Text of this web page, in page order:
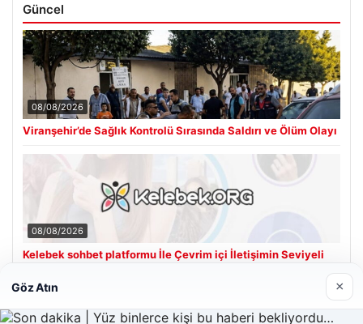
Güncel
08/08/2026
Viranşehir’de Sağlık Kontrolü Sırasında Saldırı ve Ölüm Olayı
08/08/2026
Kelebek sohbet platformu İle Çevrim içi İletişimin Seviyeli
Göz Atın ×